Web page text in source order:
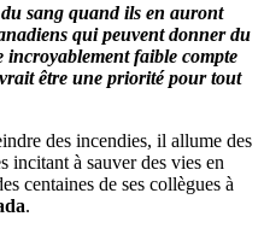
sang quand ils en auront
qui peuvent donner du
incroyablement faible compte
être une priorité pour tout
des incendies, il allume des
incitant à sauver des vies en
centaines de ses collègues à
.